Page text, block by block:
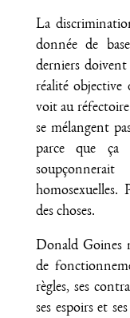
La
donnée de
derniers
réalité objective
voit au
se mélangent
parce que ça
homosexuelles.
des choses.
Donald Goines
de
règles, ses
ses espoirs et